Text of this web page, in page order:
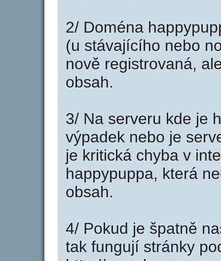
2/ Doména
(u stávajícího nebo
nově registrovaná,
obsah.
3/ Na serveru kde je
výpadek nebo je
je kritická chyba v
happypuppa, která
obsah.
4/ Pokud je špatně
tak fungují stránky